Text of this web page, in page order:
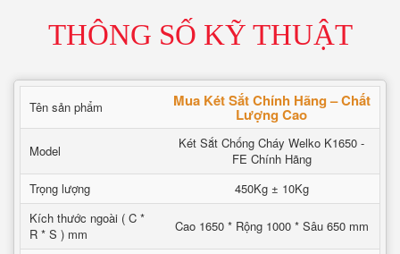
THÔNG SỐ KỸ THUẬT
Tên sản phẩm Mua Két Sắt Chính Hãng – Chất
Lượng Cao
Model
Két Sắt Chống Cháy Welko K1650 -
FE Chính Hãng
Trọng lượng
450Kg ± 10Kg
Kích thước ngoài ( C *
R * S ) mm
Cao 1650 * Rộng 1000 * Sâu 650 mm